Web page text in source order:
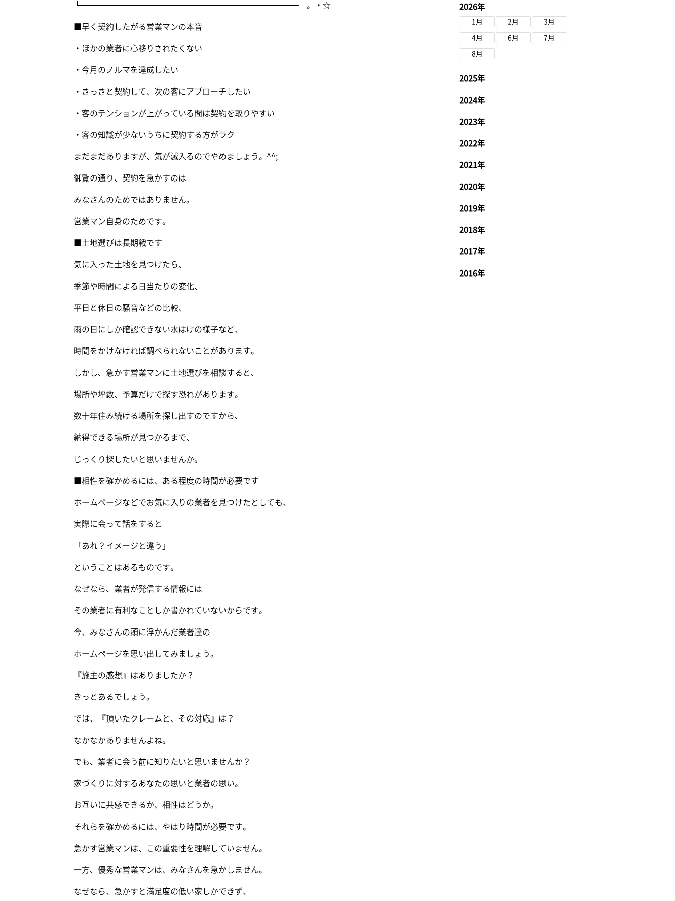
┗━━━━━━━━━━━━━━━━━━━━━━━━━━━ 。・☆
■早く契約したがる営業マンの本音
・ほかの業者に心移りされたくない
・今月のノルマを達成したい
・さっさと契約して、次の客にアプローチしたい
・客のテンションが上がっている間は契約を取りやすい
・客の知識が少ないうちに契約する方がラク
まだまだありますが、気が滅入るのでやめましょう。^^;
御覧の通り、契約を急かすのは
みなさんのためではありません。
営業マン自身のためです。
■土地選びは長期戦です
気に入った土地を見つけたら、
季節や時間による日当たりの変化、
平日と休日の騒音などの比較、
雨の日にしか確認できない水はけの様子など、
時間をかけなければ調べられないことがあります。
しかし、急かす営業マンに土地選びを相談すると、
場所や坪数、予算だけで探す恐れがあります。
数十年住み続ける場所を探し出すのですから、
納得できる場所が見つかるまで、
じっくり探したいと思いませんか。
■相性を確かめるには、ある程度の時間が必要です
ホームページなどでお気に入りの業者を見つけたとしても、
実際に会って話をすると
「あれ？イメージと違う」
ということはあるものです。
なぜなら、業者が発信する情報には
その業者に有利なことしか書かれていないからです。
今、みなさんの頭に浮かんだ業者達の
ホームページを思い出してみましょう。
『施主の感想』はありましたか？
きっとあるでしょう。
では、『頂いたクレームと、その対応』は？
なかなかありませんよね。
でも、業者に会う前に知りたいと思いませんか？
家づくりに対するあなたの思いと業者の思い。
お互いに共感できるか、相性はどうか。
それらを確かめるには、やはり時間が必要です。
急かす営業マンは、この重要性を理解していません。
一方、優秀な営業マンは、みなさんを急かしません。
なぜなら、急かすと満足度の低い家しかできず、
2026年
1月 2月 3月
4月 6月 7月
8月
2025年
2024年
2023年
2022年
2021年
2020年
2019年
2018年
2017年
2016年